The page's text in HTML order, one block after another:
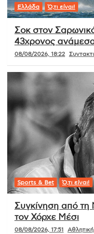
Ελλάδα Ό,τι είναι!
Σοκ στον
43χρονος ανάμεσα
08/08/2026, 18:22
Sports & Bet Ό,τι είναι!
Συγκίνηση από τη
τον Χόρχε Μέσι
08/08/2026, 17:51